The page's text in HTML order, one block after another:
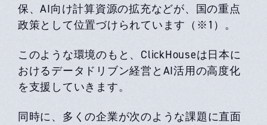
保、AI向け計算資源の拡充などが、国の重点
政策として位置づけられています（※1）。
このような環境のもと、ClickHouseは日本に
おけるデータドリブン経営とAI活用の高度化
を支援していきます。
同時に、多くの企業が次のような課題に直面